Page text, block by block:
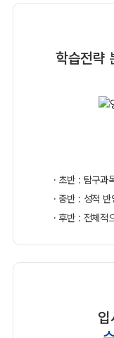
학습전략
· 초반 : 탐구과
· 중반 : 성적
· 후반 : 전체적
입